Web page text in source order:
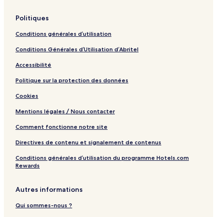
Politiques
Conditions générales d’utilisation
Conditions Générales d’Utilisation d’Abritel
Accessibilité
Politique sur la protection des données
Cookies
Mentions légales / Nous contacter
Comment fonctionne notre site
Directives de contenu et signalement de contenus
Conditions générales d’utilisation du programme Hotels.com
Rewards
Autres informations
Qui sommes-nous ?